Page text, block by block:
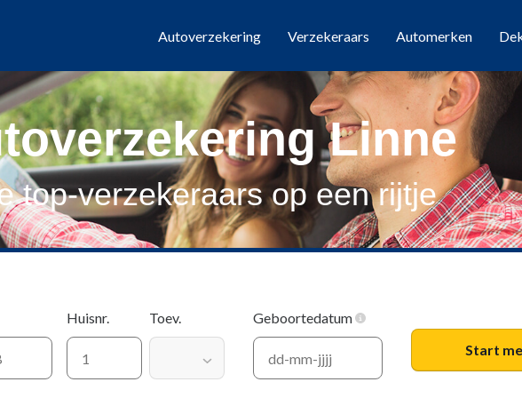
Autoverzekering Verzekeraars Automerken
Linne
top-verzekeraars op een rijtje
Huisnr. Toev.
Geboortedatum
Start